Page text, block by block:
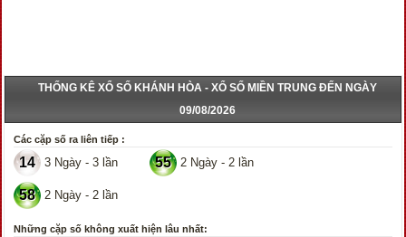
THỐNG KÊ XỔ SỐ KHÁNH HÒA - XỔ SỐ MIỀN TRUNG ĐẾN NGÀY
09/08/2026
Các cặp số ra liên tiếp :
14 3 Ngày - 3 lần 55 2 Ngày - 2 lần
58 2 Ngày - 2 lần
Những cặp số không xuất hiện lâu nhất: